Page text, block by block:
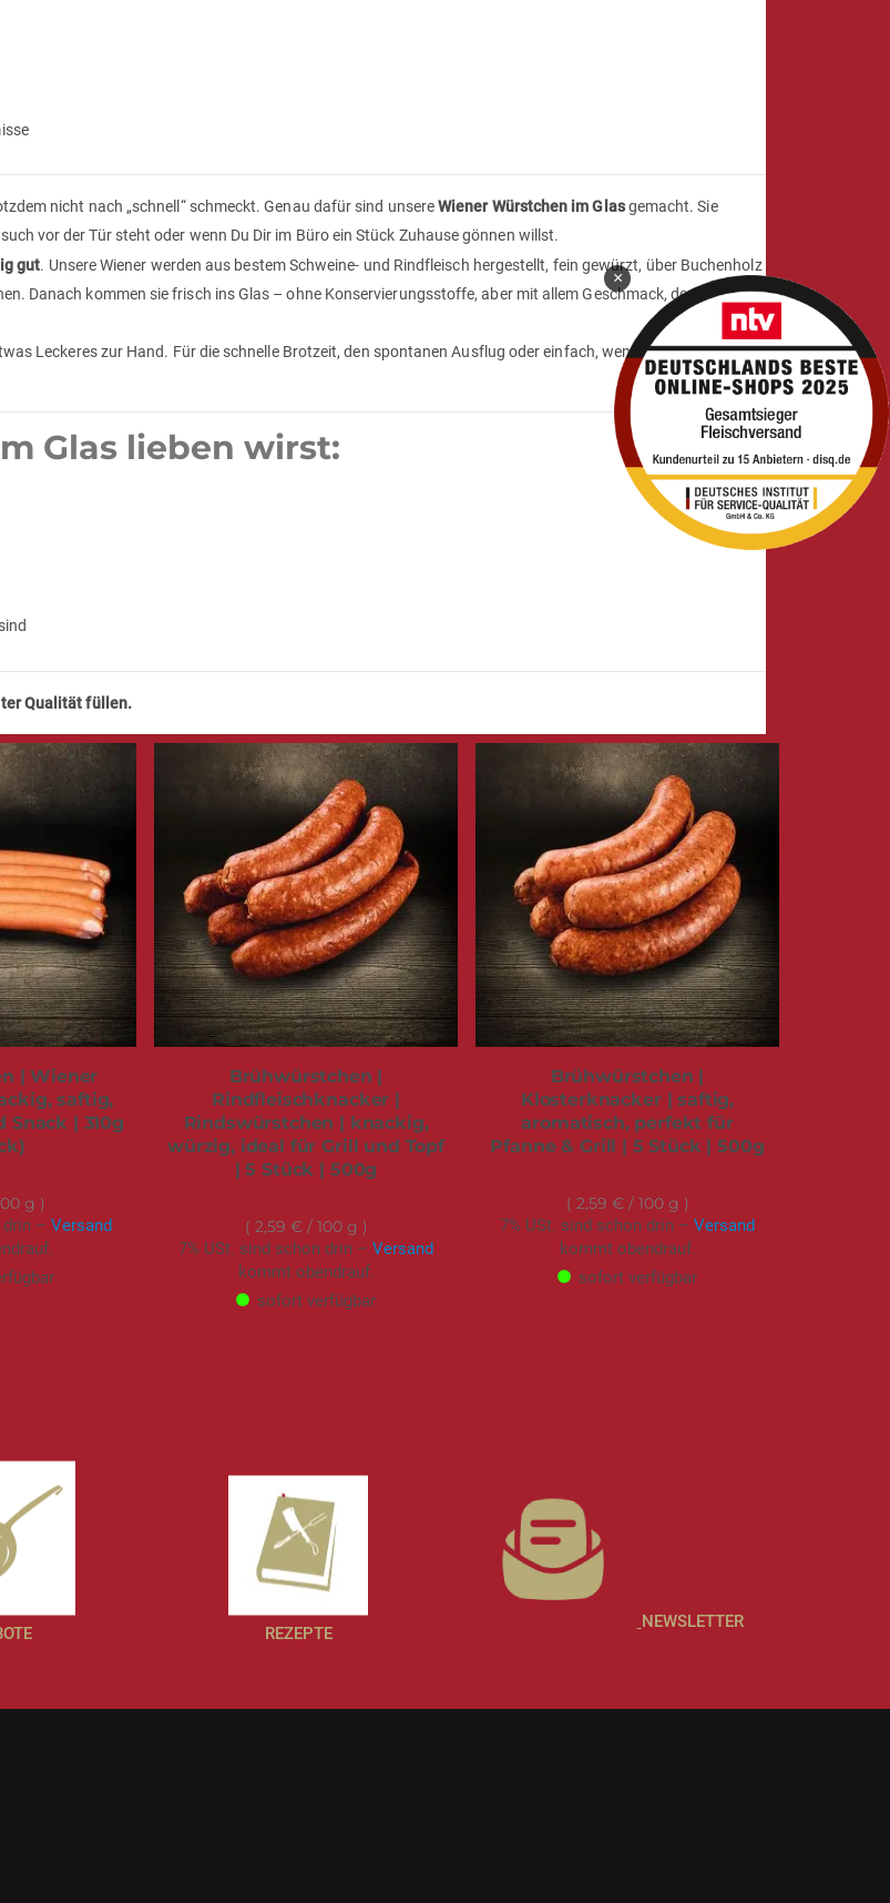
nicht nach „schnell“ schmeckt. Genau dafür sind unsereWiener Würstchen im Glasgemacht. Sie
vor der Tür steht oder wenn Du Dir im Büro ein Stück Zuhause gönnen willst.
gut. Unsere Wiener werden aus bestem Schweine- und Rindfleisch hergestellt, fein gewürzt, über Buchenholz
Danach kommen sie frisch ins Glas – ohne Konservierungsstoffe, aber mit allem Geschmack, den man von
Leckeres zur Hand. Für die schnelle Brotzeit, den spontanen Ausflug oder einfach, wenn Dir nach einem
Glas lieben wirst:
Qualität füllen.
| Wiener
saftig,
Snack | 310g
g
drin – Versand
Brühwürstchen |
Rindfleischknacker |
Rindswürstchen | knackig,
würzig, ideal für Grill und Topf
| 5 Stück | 500g
2,59 €/ 100 g
7% USt. sind schon drin – Versand
kommt obendrauf.
sofort verfügbar
Brühwürstchen |
Klosterknacker | saftig,
aromatisch, perfekt für
Pfanne & Grill | 5 Stück | 500g
2,59 €/ 100 g
7% USt. sind schon drin – Versand
kommt obendrauf.
sofort verfügbar
REZEPTE
NEWSLETTER
×